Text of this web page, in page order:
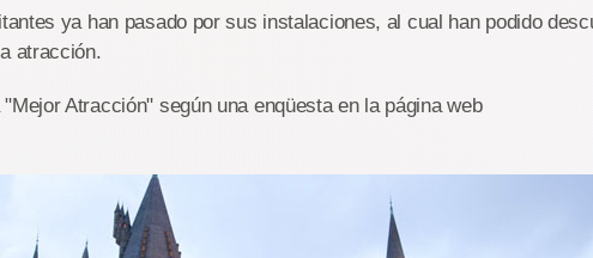
ya han pasado por sus instalaciones, al cual han podido
atracción.
Atracción" según una enqüesta en la página web